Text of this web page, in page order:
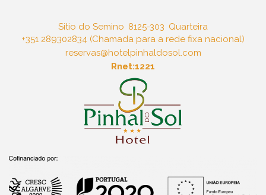
Sitio do Semino 8125-303 Quarteira
+351 289302834 (Chamada para a rede fixa nacional)
reservas@hotelpinhaldosol.com
Rnet:1221